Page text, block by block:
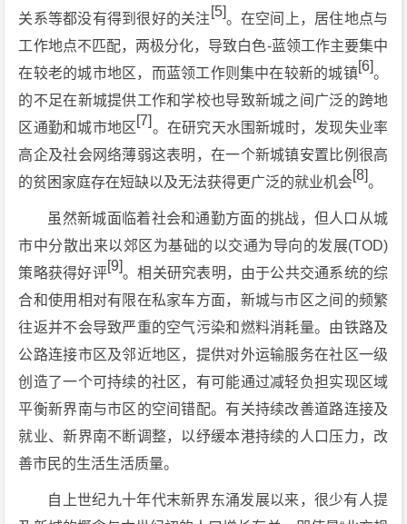
关系等都没有得到很好的关注 [5]。在空间上，居住地点与
工作地点不匹配，两极分化，导致白色-蓝领工作主要集中
在较老的城市地区，而蓝领工作则集中在较新的城镇[6]。
的不足在新城提供工作和学校也导致新城之间广泛的跨地
区通勤和城市地区[7]。在研究天水围新城时，发现失业率
高企及社会网络薄弱这表明，在一个新城镇安置比例很高
的贫困家庭存在短缺以及无法获得更广泛的就业机会[8]。
虽然新城面临着社会和通勤方面的挑战，但人口从城
市中分散出来以郊区为基础的以交通为导向的发展(TOD)
策略获得好评[9]。相关研究表明，由于公共交通系统的综
合和使用相对有限在私家车方面，新城与市区之间的频繁
往返并不会导致严重的空气污染和燃料消耗量。由铁路及
公路连接市区及邻近地区，提供对外运输服务在社区一级
创造了一个可持续的社区，有可能通过减轻负担实现区域
平衡新界南与市区的空间错配。有关持续改善道路连接及
就业、新界南不断调整，以纾缓本港持续的人口压力，改
善市民的生活生活质量。
自上世纪九十年代末新界东涌发展以来，很少有人提